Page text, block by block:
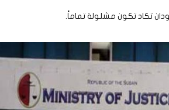
تكاد تكون مشلولة تماماً.